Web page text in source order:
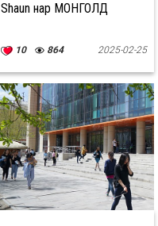
Shaun нар МОНГОЛД
10 864 2025-02-25